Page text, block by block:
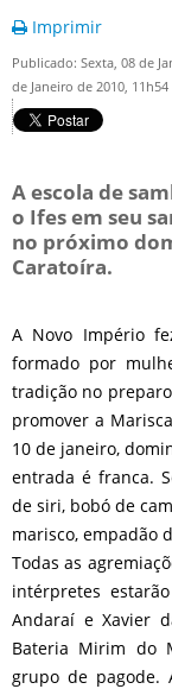
Imprimir
Publicado: Sexta, 08 de
de Janeiro de 2010, 11h54
A escola de
o Ifes em seu
no próximo
Caratoíra.
A Novo Império
formado por
tradição no
promover a
10 de janeiro,
entrada é franca.
de siri, bobó de
marisco, empadão
Todas as
intérpretes
Andaraí e Xavier
Bateria Mirim do
grupo de pagode.